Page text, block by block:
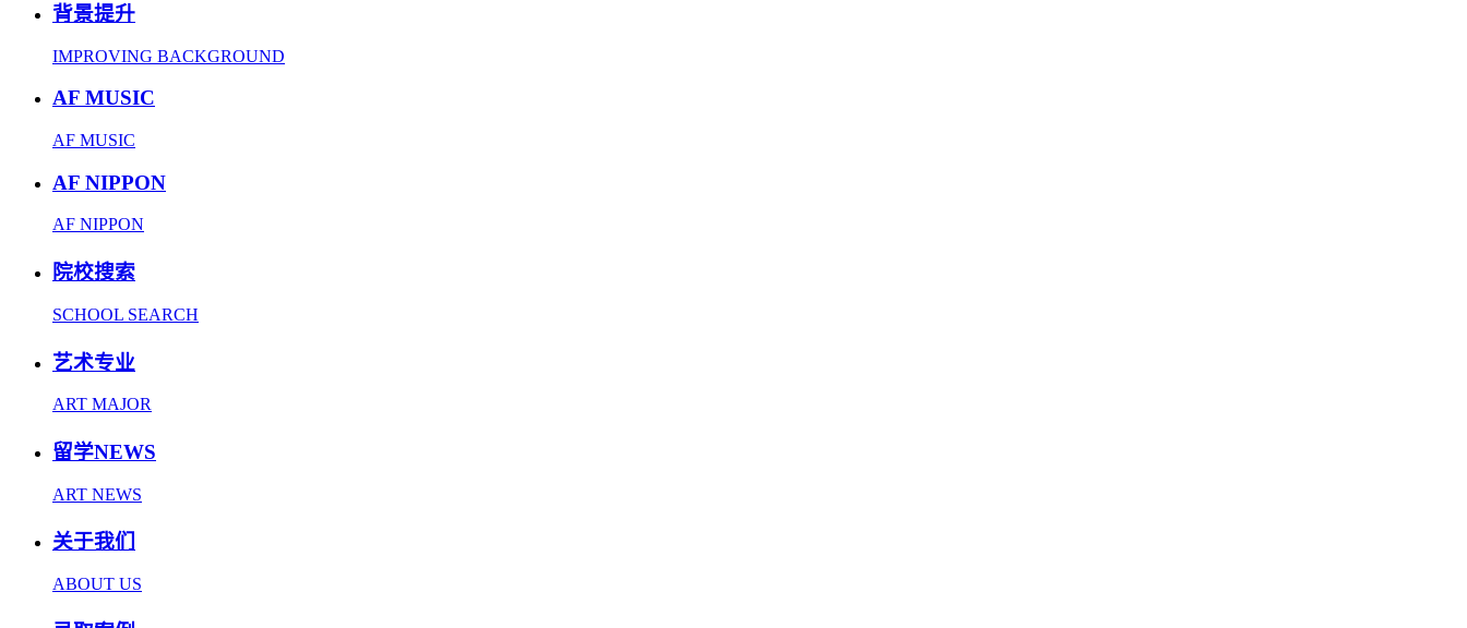
背景提升
IMPROVING BACKGROUND
AF MUSIC
AF MUSIC
AF NIPPON
AF NIPPON
院校搜索
SCHOOL SEARCH
艺术专业
ART MAJOR
留学NEWS
ART NEWS
关于我们
ABOUT US